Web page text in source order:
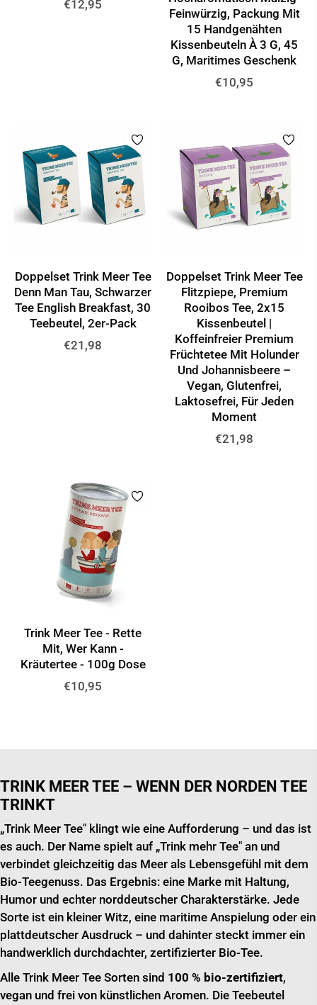
Normaler
€12,95
Feinwürzig, Packung Mit
15 Handgenähten
Kissenbeuteln À 3 G, 45
G, Maritimes Geschenk
Normaler
€10,95
Doppelset Trink Meer Tee
Denn Man Tau, Schwarzer
Tee English Breakfast, 30
Teebeutel, 2er-Pack
Normaler
€21,98
Doppelset Trink Meer Tee
Flitzpiepe, Premium
Rooibos Tee, 2x15
Kissenbeutel |
Koffeinfreier Premium
Früchtetee Mit Holunder
Und Johannisbeere –
Vegan, Glutenfrei,
Laktosefrei, Für Jeden
Moment
Normaler
€21,98
Trink Meer Tee - Rette
Mit, Wer Kann -
Kräutertee - 100g Dose
Normaler
€10,95
TRINK MEER TEE – WENN DER NORDEN TEE
TRINKT
„Trink Meer Tee" klingt wie eine Aufforderung – und das ist
es auch. Der Name spielt auf „Trink mehr Tee" an und
verbindet gleichzeitig das Meer als Lebensgefühl mit dem
Bio-Teegenuss. Das Ergebnis: eine Marke mit Haltung,
Humor und echter norddeutscher Charakterstärke. Jede
Sorte ist ein kleiner Witz, eine maritime Anspielung oder ein
plattdeutscher Ausdruck – und dahinter steckt immer ein
handwerklich durchdachter, zertifizierter Bio-Tee.
Alle Trink Meer Tee Sorten sind 100 % bio-zertifiziert,
vegan und frei von künstlichen Aromen. Die Teebeutel